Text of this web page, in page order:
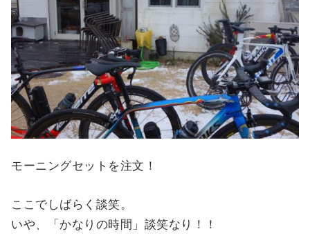
モーニングセットを注文！
ここでしばらく談笑。
いや、「かなりの時間」談笑なり！！